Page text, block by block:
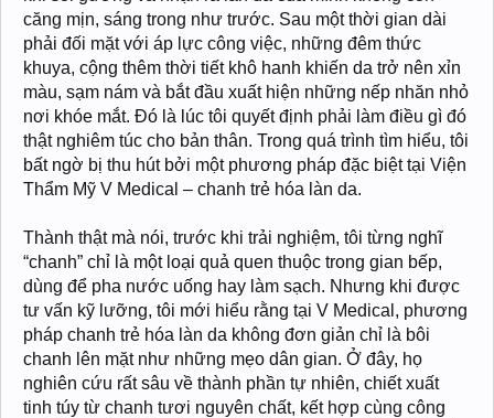
căng mịn, sáng trong như trước. Sau một thời gian dài
phải đối mặt với áp lực công việc, những đêm thức
khuya, cộng thêm thời tiết khô hanh khiến da trở nên xỉn
màu, sạm nám và bắt đầu xuất hiện những nếp nhăn nhỏ
nơi khóe mắt. Đó là lúc tôi quyết định phải làm điều gì đó
thật nghiêm túc cho bản thân. Trong quá trình tìm hiểu, tôi
bất ngờ bị thu hút bởi một phương pháp đặc biệt tại Viện
Thẩm Mỹ V Medical – chanh trẻ hóa làn da.
Thành thật mà nói, trước khi trải nghiệm, tôi từng nghĩ
“chanh” chỉ là một loại quả quen thuộc trong gian bếp,
dùng để pha nước uống hay làm sạch. Nhưng khi được
tư vấn kỹ lưỡng, tôi mới hiểu rằng tại V Medical, phương
pháp chanh trẻ hóa làn da không đơn giản chỉ là bôi
chanh lên mặt như những mẹo dân gian. Ở đây, họ
nghiên cứu rất sâu về thành phần tự nhiên, chiết xuất
tinh túy từ chanh tươi nguyên chất, kết hợp cùng công